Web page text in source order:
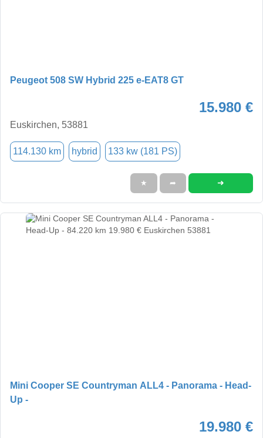
Peugeot 508 SW Hybrid 225 e-EAT8 GT
15.980 €
Euskirchen, 53881
114.130 km hybrid 133 kw (181 PS)
★ ➦ ➜
Mini Cooper SE Countryman ALL4 - Panorama - Head-
Up -
19.980 €